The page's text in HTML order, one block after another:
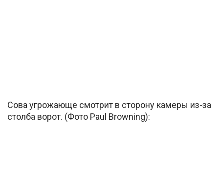
Сова угрожающе смотрит в сторону камеры из-за
столба ворот. (Фото Paul Browning):